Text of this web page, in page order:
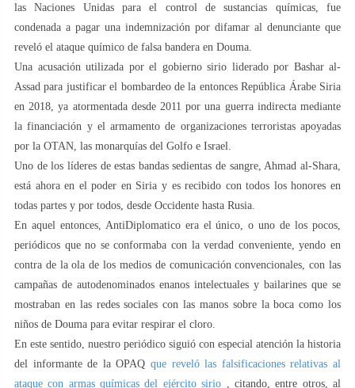
las Naciones Unidas para el control de sustancias químicas, fue
condenada a pagar una indemnización por difamar al denunciante que
reveló el ataque químico de falsa bandera en Douma.
Una acusación utilizada por el gobierno sirio liderado por Bashar al-
Assad para justificar el bombardeo de la entonces República Árabe Siria
en 2018, ya atormentada desde 2011 por una guerra indirecta mediante
la financiación y el armamento de organizaciones terroristas apoyadas
por la OTAN, las monarquías del Golfo e Israel.
Uno de los líderes de estas bandas sedientas de sangre, Ahmad al-Shara,
está ahora en el poder en Siria y es recibido con todos los honores en
todas partes y por todos, desde Occidente hasta Rusia.
En aquel entonces, AntiDiplomatico era el único, o uno de los pocos,
periódicos que no se conformaba con la verdad conveniente, yendo en
contra de la ola de los medios de comunicación convencionales, con las
campañas de autodenominados enanos intelectuales y bailarines que se
mostraban en las redes sociales con las manos sobre la boca como los
niños de Douma para evitar respirar el cloro.
En este sentido, nuestro periódico siguió con especial atención la historia
del informante de la OPAQ que reveló las falsificaciones relativas al
ataque con armas químicas del ejército sirio , citando, entre otros, al